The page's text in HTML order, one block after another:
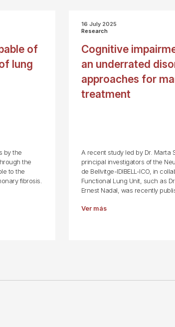
of
lung
by the
the
to the
fibrosis.
16 July 2025
Research
Cognitive
an underrated
approaches for
treatment
A recent study led by Dr. Marta
principal investigators of the
de Bellvitge-IDIBELL-ICO, in
Functional Lung Unit, such as
Ernest Nadal, was recently
Ver más